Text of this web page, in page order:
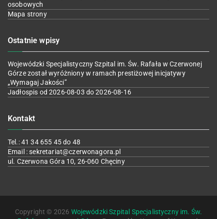
osobowych
Mapa strony
Ostatnie wpisy
Wojewódzki Specjalistyczny Szpital im. Św. Rafała w Czerwonej
Górze został wyróżniony w ramach prestiżowej inicjatywy
„Wymagaj Jakości”
Jadłospis od 2026-08-03 do 2026-08-16
Kontakt
Tel.: 41 34 655 45 do 48
Email : sekretariat@czerwonagora.pl
ul. Czerwona Góra 10, 26-060 Chęciny
Copyright © 2026 Wojewódzki Szpital Specjalistyczny im. Św.